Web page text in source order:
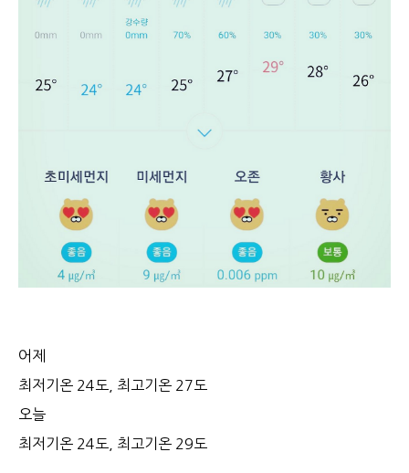
어제
최저기온 24도, 최고기온 27도
오늘
최저기온 24도, 최고기온 29도